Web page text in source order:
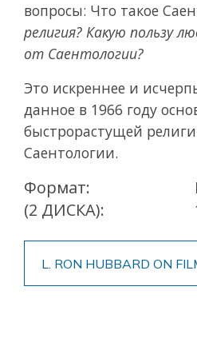
вопросы: Что такое
религия? Какую пользу
от Саентологии?
Это искреннее и
данное в 1966 году
быстрорастущей
Саентологии.
Формат:
(2 ДИСКА):
L. RON HUBBARD ON